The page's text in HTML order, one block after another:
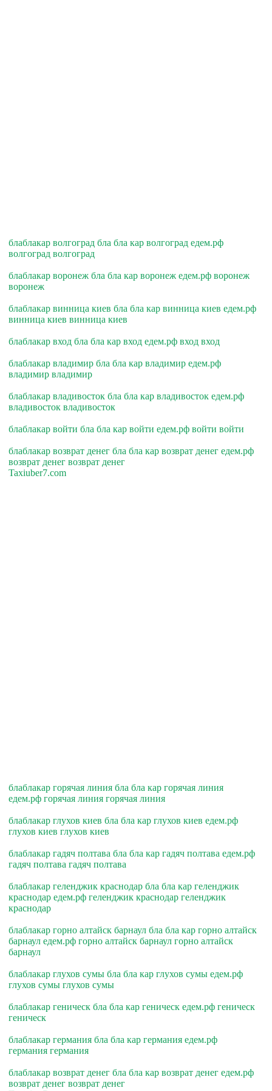
блаблакар волгоград бла бла кар волгоград едем.рф
волгоград волгоград
блаблакар воронеж бла бла кар воронеж едем.рф воронеж
воронеж
блаблакар винница киев бла бла кар винница киев едем.рф
винница киев винница киев
блаблакар вход бла бла кар вход едем.рф вход вход
блаблакар владимир бла бла кар владимир едем.рф
владимир владимир
блаблакар владивосток бла бла кар владивосток едем.рф
владивосток владивосток
блаблакар войти бла бла кар войти едем.рф войти войти
блаблакар возврат денег бла бла кар возврат денег едем.рф
возврат денег возврат денег
Taxiuber7.com
блаблакар горячая линия бла бла кар горячая линия
едем.рф горячая линия горячая линия
блаблакар глухов киев бла бла кар глухов киев едем.рф
глухов киев глухов киев
блаблакар гадяч полтава бла бла кар гадяч полтава едем.рф
гадяч полтава гадяч полтава
блаблакар геленджик краснодар бла бла кар геленджик
краснодар едем.рф геленджик краснодар геленджик
краснодар
блаблакар горно алтайск барнаул бла бла кар горно алтайск
барнаул едем.рф горно алтайск барнаул горно алтайск
барнаул
блаблакар глухов сумы бла бла кар глухов сумы едем.рф
глухов сумы глухов сумы
блаблакар геническ бла бла кар геническ едем.рф геническ
геническ
блаблакар германия бла бла кар германия едем.рф
германия германия
блаблакар возврат денег бла бла кар возврат денег едем.рф
возврат денег возврат денег